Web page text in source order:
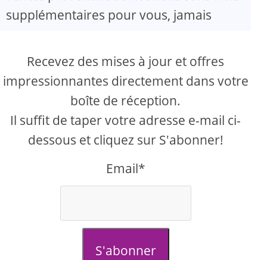
supplémentaires pour vous, jamais
Recevez des mises à jour et offres
impressionnantes directement dans votre
boîte de réception.
Il suffit de taper votre adresse e-mail ci-
dessous et cliquez sur S'abonner!
Email*
S'abonner